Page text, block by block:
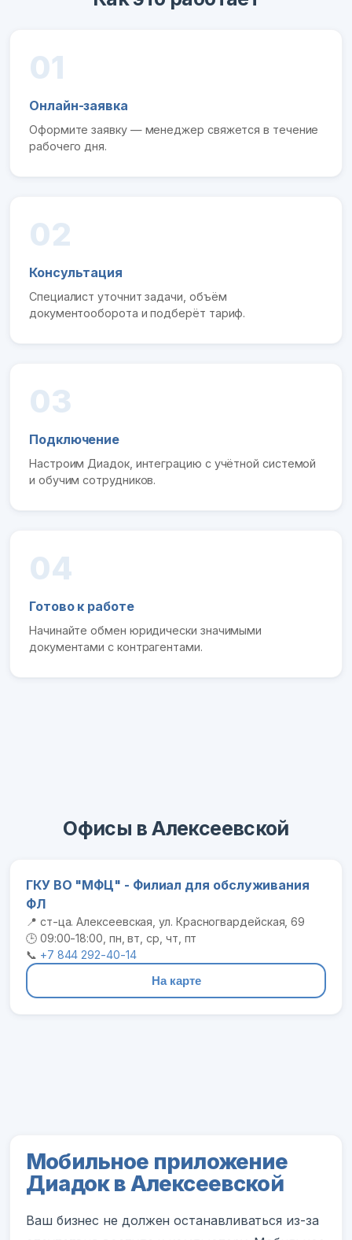
01
Онлайн-заявка
Оформите заявку — менеджер свяжется в течение
рабочего дня.
02
Консультация
Специалист уточнит задачи, объём
документооборота и подберёт тариф.
03
Подключение
Настроим Диадок, интеграцию с учётной системой
и обучим сотрудников.
04
Готово к работе
Начинайте обмен юридически значимыми
документами с контрагентами.
Офисы в Алексеевской
ГКУ ВО "МФЦ" - Филиал для обслуживания
ФЛ
📍 ст-ца. Алексеевская, ул. Красногвардейская, 69
🕒 09:00-18:00, пн, вт, ср, чт, пт
📞 +7 844 292-40-14
На карте
Мобильное приложение
Диадок в Алексеевской
Ваш бизнес не должен останавливаться из-за